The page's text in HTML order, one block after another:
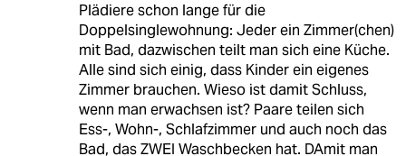
Plädiere schon lange für die
Doppelsinglewohnung: Jeder ein Zimmer(chen)
mit Bad, dazwischen teilt man sich eine Küche.
Alle sind sich einig, dass Kinder ein eigenes
Zimmer brauchen. Wieso ist damit Schluss,
wenn man erwachsen ist? Paare teilen sich
Ess-, Wohn-, Schlafzimmer und auch noch das
Bad, das ZWEI Waschbecken hat. DAmit man